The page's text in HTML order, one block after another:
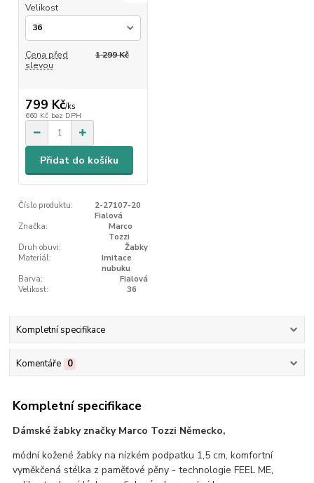
Velikost
Cena před
slevou
1 299 Kč
799 Kč/ks
660 Kč bez DPH
Přidat do košíku
Číslo produktu:
2-27107-20
Fialová
Značka:
Marco
Tozzi
Druh obuvi:
Žabky
Materiál:
Imitace
nubuku
Barva:
Fialová
Velikost:
36
Kompletní specifikace
Komentáře 0
Kompletní specifikace
Dámské žabky značky Marco Tozzi Německo,
módní kožené žabky na nízkém podpatku 1,5 cm, komfortní
vyměkčená stélka z paměťové pěny - technologie FEEL ME,